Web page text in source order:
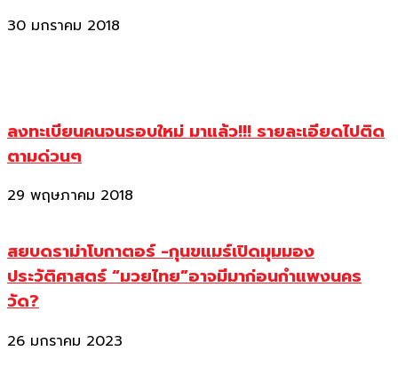
30 มกราคม 2018
ลงทะเบียนคนจนรอบใหม่ มาแล้ว!!! รายละเอียดไปติด
ตามด่วนๆ
29 พฤษภาคม 2018
สยบดราม่าโบกาตอร์ -กุนขแมร์เปิดมุมมอง
ประวัติศาสตร์ “มวยไทย”อาจมีมาก่อนกำแพงนคร
วัด?
26 มกราคม 2023